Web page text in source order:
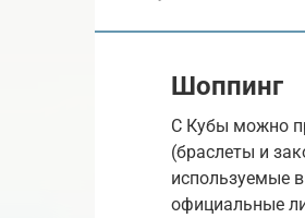
Шоппинг
С Кубы можно
(браслеты и
используемые
официальные